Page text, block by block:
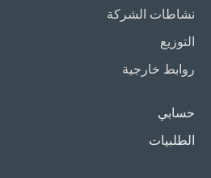
نشاطات الشركة
التوزيع
روابط خارجية
حسابي
الطلبيات